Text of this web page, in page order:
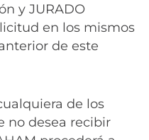
y JURADO
en los mismos
de este
de los
no desea recibir